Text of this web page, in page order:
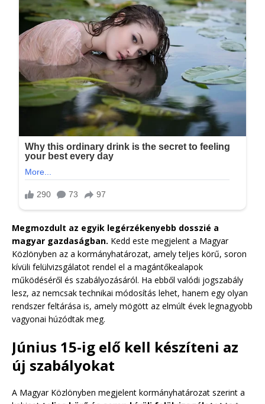
Megmozdult az egyik legérzékenyebb dosszié a
magyar gazdaságban. Kedd este megjelent a Magyar
Közlönyben az a kormányhatározat, amely teljes körű, soron
kívüli felülvizsgálatot rendel el a magántőkealapok
működéséről és szabályozásáról. Ha ebből valódi jogszabály
lesz, az nemcsak technikai módosítás lehet, hanem egy olyan
rendszer feltárása is, amely mögött az elmúlt évek legnagyobb
vagyonai húzódtak meg.
Június 15-ig elő kell készíteni az
új szabályokat
A Magyar Közlönyben megjelent kormányhatározat szerint a